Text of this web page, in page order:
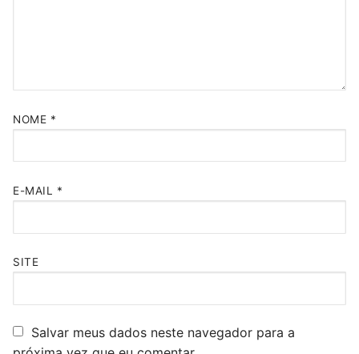
NOME *
E-MAIL *
SITE
Salvar meus dados neste navegador para a